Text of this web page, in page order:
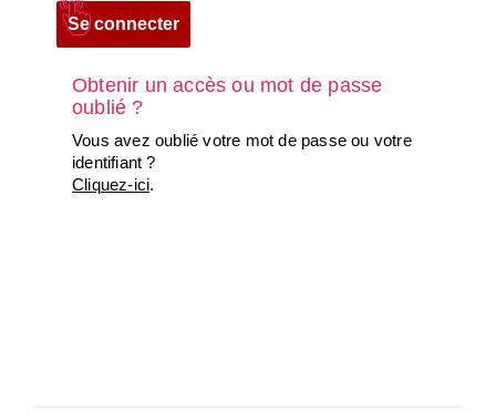
Obtenir un accès ou mot de passe
oublié ?
Vous avez oublié votre mot de passe ou votre
identifiant ?
Cliquez-ici.